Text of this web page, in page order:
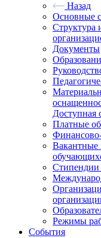
Назад
Основные
Структура
Документы
Доступная
Платные
Финансово-
Вакантные
Режимы
События